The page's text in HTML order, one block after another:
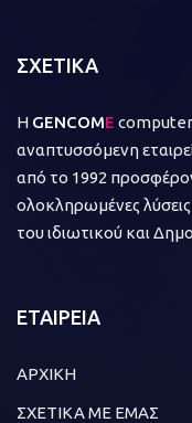
ΣΧΕΤΙΚΑ
Η GENCOME computer
αναπτυσσόμενη
από το 1992
ολοκληρωμένες λύσεις
του ιδιωτικού και
ΕΤΑΙΡΕΙΑ
ΑΡΧΙΚΗ
ΣΧΕΤΙΚΑ ΜΕ ΕΜΑΣ